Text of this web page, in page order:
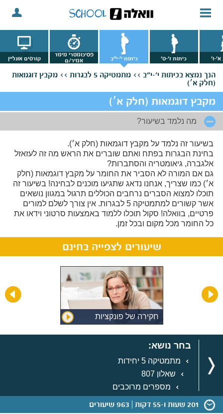
א'-ו' כיתות ז'-ט' כיתות י'-י"ב
פסיכומטרי מימד
אמיר/ם
קורסים אונליין
הנך נמצא בכיתות י'-י"ב >> מתמטיקה 5 לבגרות >>
מקבץ דוגמאות
(חלק א׳)
מקבץ דוגמאות (חלק א׳)
מה נלמד בשיעור?
בשיעור זה נלמד על מקבץ דוגמאות (חלק א׳).
בחינת הבגרות בפתח ואתם שוברים את הראש מה זה לעזאזל
אלגברה, גיאומטריה והסתברות?
גם אם המורה לא הסביר את החומר על מקבץ דוגמאות (חלק
א׳) כמו שצריך, אנחנו נדאג שתגיעו מוכנים לבחינה! בשיעור זה
תוכלו למצוא הסברים נרחבים הכוללים תרגול במגוון נושאים
אשר קשורים למתמטיקה 5 לבגרות. אין צורך לשלם למורים
פרטיים, בוואלה! סקול תוכלו ללמוד באמצעות סרטוני וידאו את
כל החומר מכל מקום ובכל זמן.
שיעורים לצפייה בחינם
חקירה של פונקציות
בחר נושא:
מתמטיקה 5 יחידות
שאלון 807
מספרים מרוכבים
201 שעות ו-55 דקות 963 שיעורים